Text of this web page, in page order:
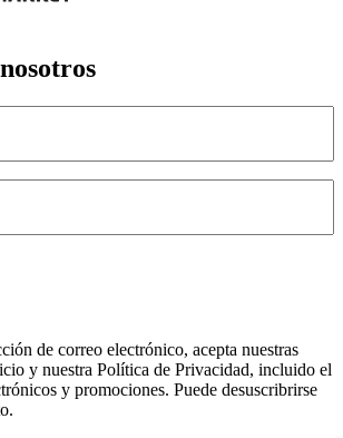
de correo electrónico, acepta nuestras
y nuestra Política de Privacidad, incluido el
y promociones. Puede desuscribrirse